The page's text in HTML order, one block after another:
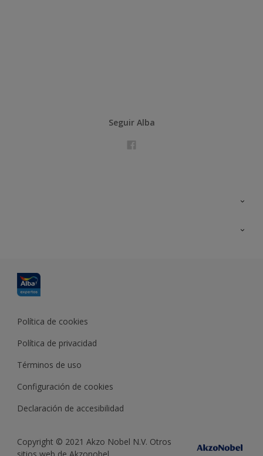
Seguir Alba
Política de cookies
Política de privacidad
Términos de uso
Configuración de cookies
Declaración de accesibilidad
Copyright © 2021 Akzo Nobel N.V. Otros
sitios web de Akzonobel